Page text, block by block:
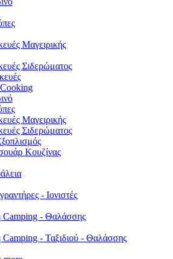
Μαγειρικής
Σιδερώματος
Μαγειρικής
Σιδερώματος
Κουζίνας
- Ιονιστές
Camping - Θαλάσσης
Camping - Ταξιδιού - Θαλάσσης